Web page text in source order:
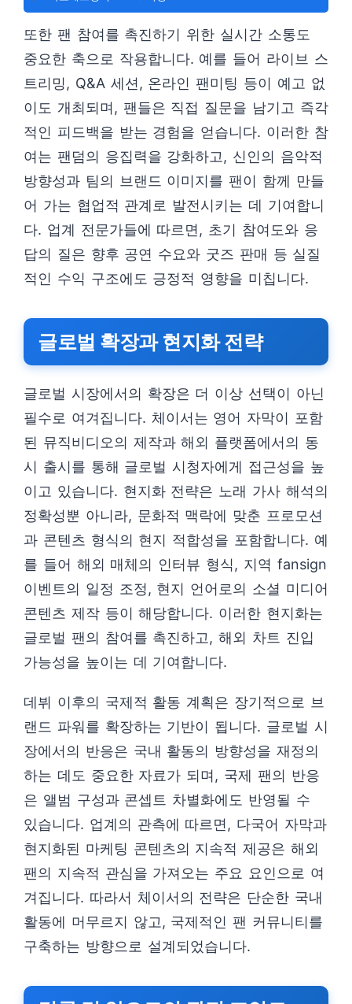
또한 팬 참여를 촉진하기 위한 실시간 소통도
중요한 축으로 작용합니다. 예를 들어 라이브 스
트리밍, Q&A 세션, 온라인 팬미팅 등이 예고 없
이도 개최되며, 팬들은 직접 질문을 남기고 즉각
적인 피드백을 받는 경험을 얻습니다. 이러한 참
여는 팬덤의 응집력을 강화하고, 신인의 음악적
방향성과 팀의 브랜드 이미지를 팬이 함께 만들
어 가는 협업적 관계로 발전시키는 데 기여합니
다. 업계 전문가들에 따르면, 초기 참여도와 응
답의 질은 향후 공연 수요와 굿즈 판매 등 실질
적인 수익 구조에도 긍정적 영향을 미칩니다.
글로벌 확장과 현지화 전략
글로벌 시장에서의 확장은 더 이상 선택이 아닌
필수로 여겨집니다. 체이서는 영어 자막이 포함
된 뮤직비디오의 제작과 해외 플랫폼에서의 동
시 출시를 통해 글로벌 시청자에게 접근성을 높
이고 있습니다. 현지화 전략은 노래 가사 해석의
정확성뿐 아니라, 문화적 맥락에 맞춘 프로모션
과 콘텐츠 형식의 현지 적합성을 포함합니다. 예
를 들어 해외 매체의 인터뷰 형식, 지역 fansign
이벤트의 일정 조정, 현지 언어로의 소셜 미디어
콘텐츠 제작 등이 해당합니다. 이러한 현지화는
글로벌 팬의 참여를 촉진하고, 해외 차트 진입
가능성을 높이는 데 기여합니다.
데뷔 이후의 국제적 활동 계획은 장기적으로 브
랜드 파워를 확장하는 기반이 됩니다. 글로벌 시
장에서의 반응은 국내 활동의 방향성을 재정의
하는 데도 중요한 자료가 되며, 국제 팬의 반응
은 앨범 구성과 콘셉트 차별화에도 반영될 수
있습니다. 업계의 관측에 따르면, 다국어 자막과
현지화된 마케팅 콘텐츠의 지속적 제공은 해외
팬의 지속적 관심을 가져오는 주요 요인으로 여
겨집니다. 따라서 체이서의 전략은 단순한 국내
활동에 머무르지 않고, 국제적인 팬 커뮤니티를
구축하는 방향으로 설계되었습니다.